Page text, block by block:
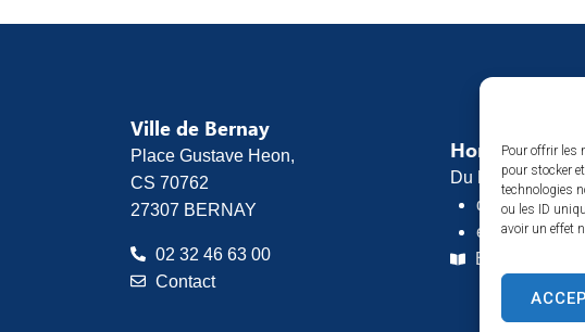
Pour offrir les
pour stocker
technologies
ou les ID
avoir un effet
Ville de Bernay
Place Gustave Heon,
CS 70762
27307 BERNAY
02 32 46 63 00
Contact
Horaires
Du lundi au
de 8h30 à
et de 13h30
Espace presse